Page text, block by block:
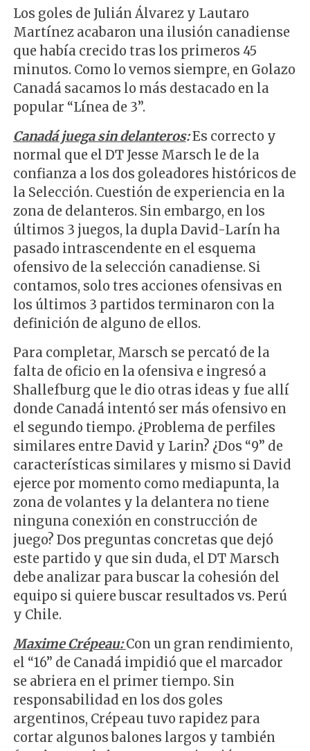
Los goles de Julián Álvarez y Lautaro
Martínez acabaron una ilusión canadiense
que había crecido tras los primeros 45
minutos. Como lo vemos siempre, en Golazo
Canadá sacamos lo más destacado en la
popular “Línea de 3”.
Canadá juega sin delanteros:Es correcto y
normal que el DT Jesse Marsch le de la
confianza a los dos goleadores históricos de
la Selección. Cuestión de experiencia en la
zona de delanteros. Sin embargo, en los
últimos 3 juegos, la dupla David-Larín ha
pasado intrascendente en el esquema
ofensivo de la selección canadiense. Si
contamos, solo tres acciones ofensivas en
los últimos 3 partidos terminaron con la
definición de alguno de ellos.
Para completar, Marsch se percató de la
falta de oficio en la ofensiva e ingresó a
Shallefburg que le dio otras ideas y fue allí
donde Canadá intentó ser más ofensivo en
el segundo tiempo. ¿Problema de perfiles
similares entre David y Larin? ¿Dos “9” de
características similares y mismo si David
ejerce por momento como mediapunta, la
zona de volantes y la delantera no tiene
ninguna conexión en construcción de
juego? Dos preguntas concretas que dejó
este partido y que sin duda, el DT Marsch
debe analizar para buscar la cohesión del
equipo si quiere buscar resultados vs. Perú
y Chile.
Maxime Crépeau: Con un gran rendimiento,
el “16” de Canadá impidió que el marcador
se abriera en el primer tiempo. Sin
responsabilidad en los dos goles
argentinos, Crépeau tuvo rapidez para
cortar algunos balones largos y también